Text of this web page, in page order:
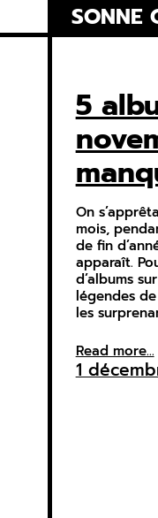
to
SONNE
5
On
mois,
de fin
apparaît.
d’albums
légendes
les
Read more...
1